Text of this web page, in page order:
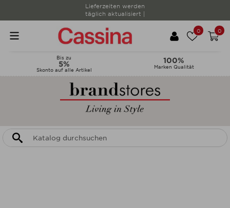
Lieferzeiten werden
täglich aktualisiert |
0 0
Bis zu
5%
Skonto auf alle Artikel
100%
Marken Qualität